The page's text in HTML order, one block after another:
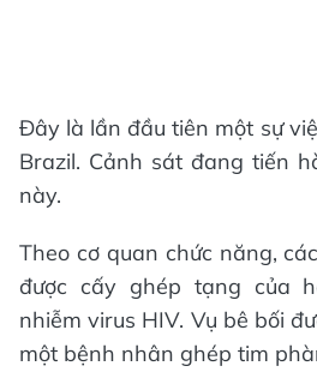
Đây là lần đầu tiên một sự
Brazil. Cảnh sát đang tiến
này.
Theo cơ quan chức năng,
được cấy ghép tạng của
nhiễm virus HIV. Vụ bê bối
một bệnh nhân ghép tim